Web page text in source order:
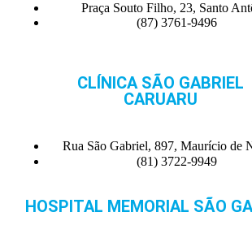
Praça Souto Filho, 23, Santo
(87) 3761-9496
CLÍNICA SÃO GABRIEL
CARUARU
Rua São Gabriel, 897, Maurício de
(81) 3722-9949
HOSPITAL MEMORIAL SÃO